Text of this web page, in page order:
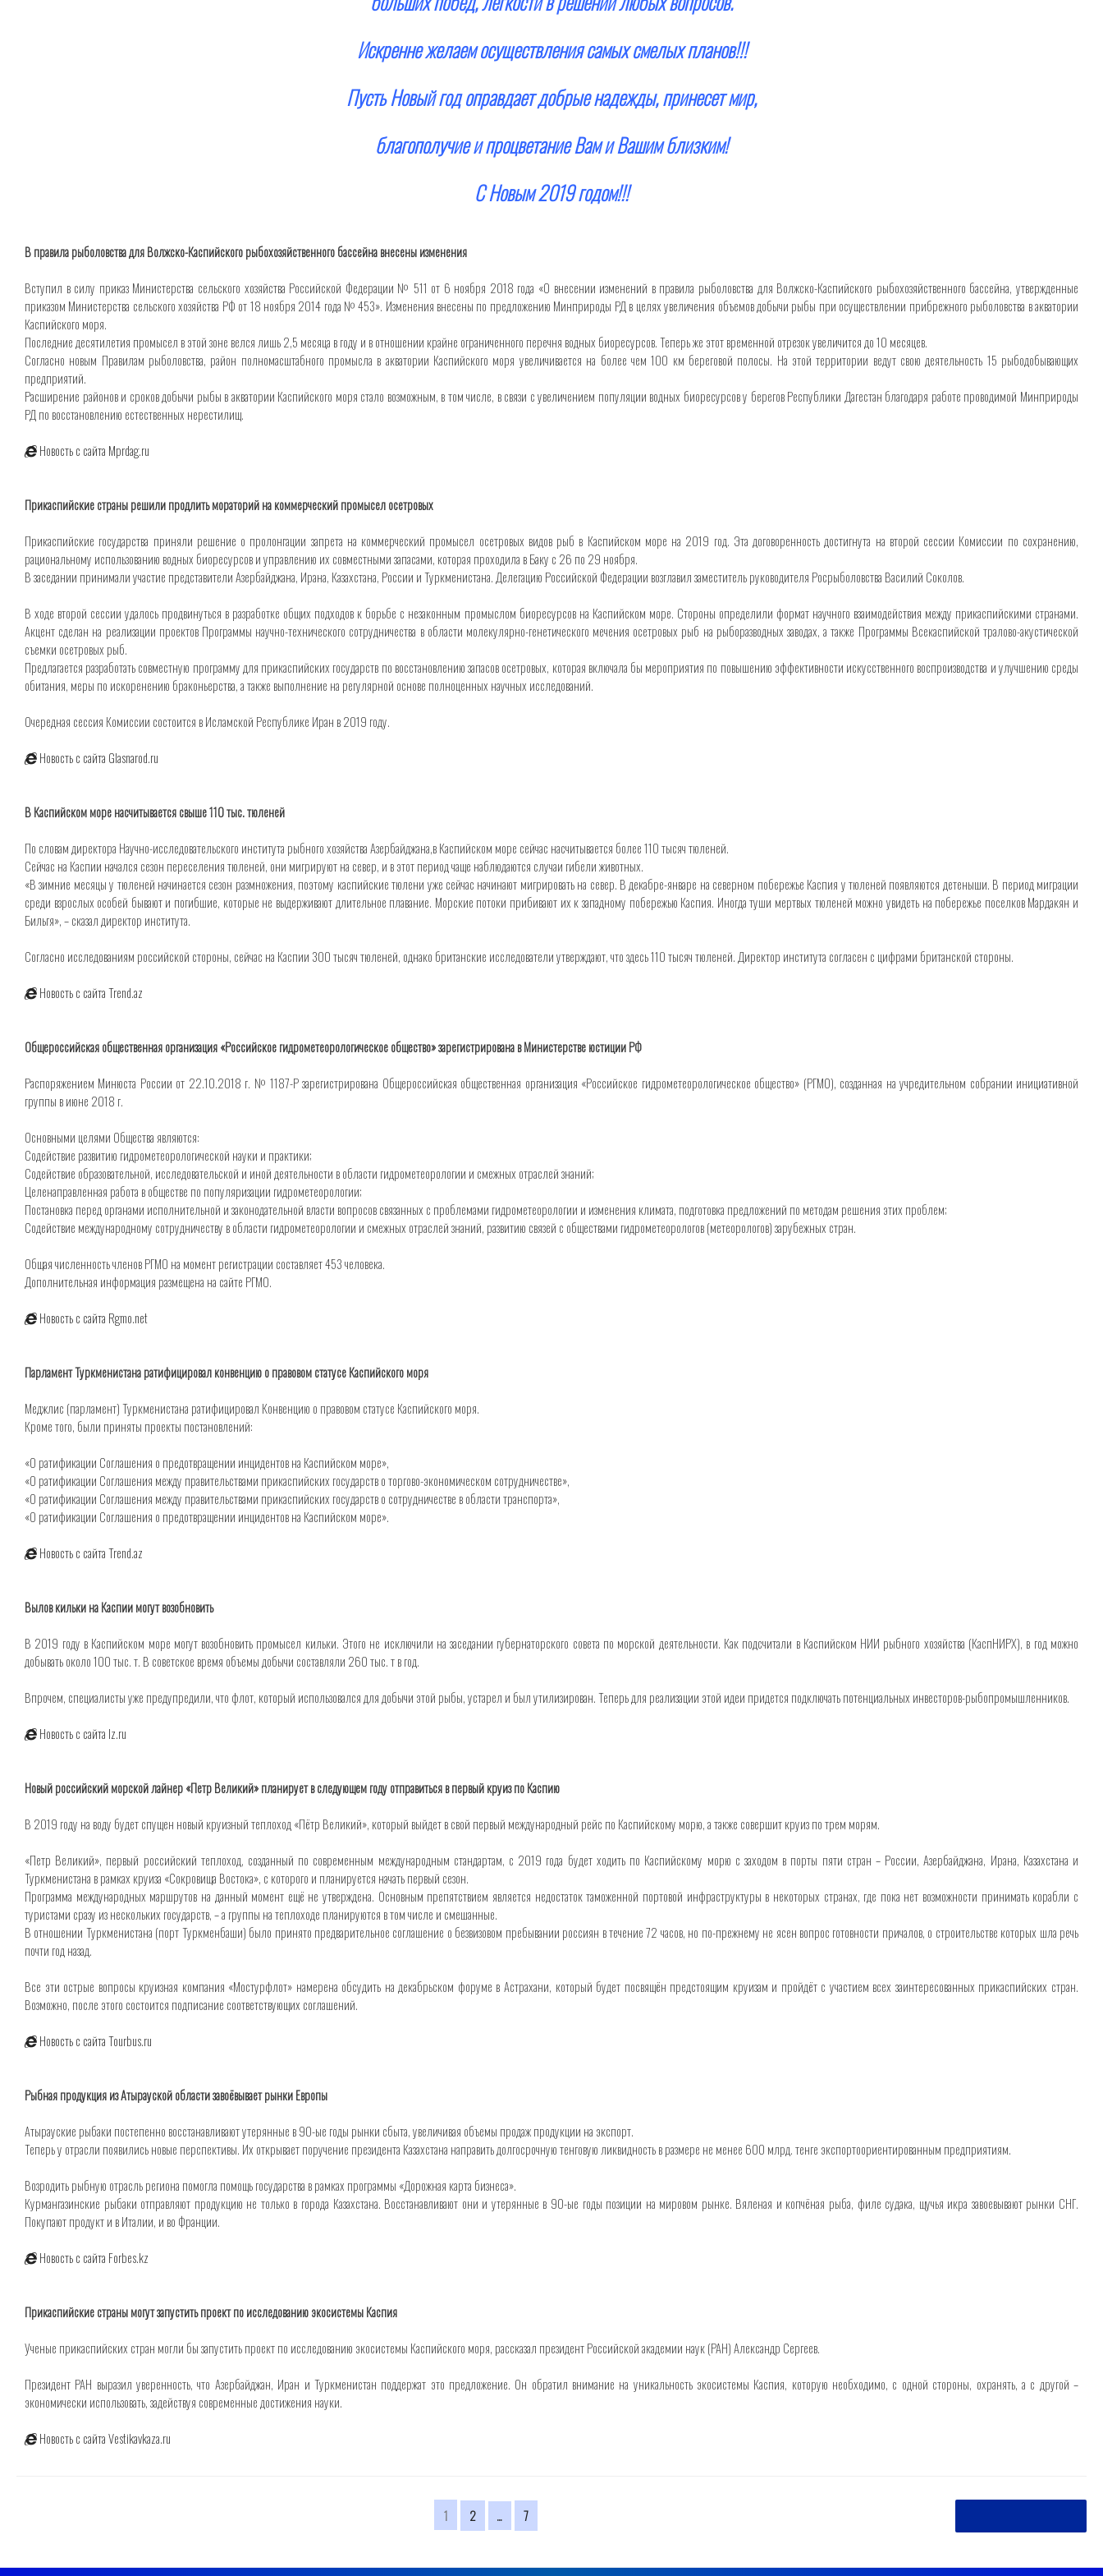
Искренне желаем осуществления самых смелых планов!!!
Пусть Новый год оправдает добрые надежды, принесет мир,
благополучие и процветание Вам и Вашим близким!
С Новым 2019 годом!!!
В правила рыболовства для Волжско-Каспийского рыбохозяйственного бассейна внесены изменения
Вступил в силу приказ Министерства сельского хозяйства Российской Федерации № 511 от 6 ноября 2018 года «О внесении изменений в правила рыболовства для Волжско-Каспийского рыбохозяйственного бассейна, утвержденные
приказом Министерства сельского хозяйства РФ от 18 ноября 2014 года № 453». Изменения внесены по предложению Минприроды РД в целях увеличения объемов добычи рыбы при осуществлении прибрежного рыболовства в акватории
Каспийского моря.
Последние десятилетия промысел в этой зоне велся лишь 2,5 месяца в году и в отношении крайне ограниченного перечня водных биоресурсов. Теперь же этот временной отрезок увеличится до 10 месяцев.
Согласно новым Правилам рыболовства, район полномасштабного промысла в акватории Каспийского моря увеличивается на более чем 100 км береговой полосы. На этой территории ведут свою деятельность 15 рыбодобывающих
предприятий.
Расширение районов и сроков добычи рыбы в акватории Каспийского моря стало возможным, в том числе, в связи с увеличением популяции водных биоресурсов у берегов Республики Дагестан благодаря работе проводимой Минприроды
РД по восстановлению естественных нерестилищ.
Новость с сайта Mprdag.ru
Прикаспийские страны решили продлить мораторий на коммерческий промысел осетровых
Прикаспийские государства приняли решение о пролонгации запрета на коммерческий промысел осетровых видов рыб в Каспийском море на 2019 год. Эта договоренность достигнута на второй сессии Комиссии по сохранению,
рациональному использованию водных биоресурсов и управлению их совместными запасами, которая проходила в Баку с 26 по 29 ноября.
В заседании принимали участие представители Азербайджана, Ирана, Казахстана, России и Туркменистана. Делегацию Российской Федерации возглавил заместитель руководителя Росрыболовства Василий Соколов.
В ходе второй сессии удалось продвинуться в разработке общих подходов к борьбе с незаконным промыслом биоресурсов на Каспийском море. Стороны определили формат научного взаимодействия между прикаспийскими странами.
Акцент сделан на реализации проектов Программы научно-технического сотрудничества в области молекулярно-генетического мечения осетровых рыб на рыборазводных заводах, а также Программы Всекаспийской тралово-акустической
съемки осетровых рыб.
Предлагается разработать совместную программу для прикаспийских государств по восстановлению запасов осетровых, которая включала бы мероприятия по повышению эффективности искусственного воспроизводства и улучшению среды
обитания, меры по искоренению браконьерства, а также выполнение на регулярной основе полноценных научных исследований.
Очередная сессия Комиссии состоится в Исламской Республике Иран в 2019 году.
Новость с сайта Glasnarod.ru
В Каспийском море насчитывается свыше 110 тыс. тюленей
По словам директора Научно-исследовательского института рыбного хозяйства Азербайджана,в Каспийском море сейчас насчитывается более 110 тысяч тюленей.
Сейчас на Каспии начался сезон переселения тюленей, они мигрируют на север, и в этот период чаще наблюдаются случаи гибели животных.
«В зимние месяцы у тюленей начинается сезон размножения, поэтому каспийские тюлени уже сейчас начинают мигрировать на север. В декабре-январе на северном побережье Каспия у тюленей появляются детеныши. В период миграции
среди взрослых особей бывают и погибшие, которые не выдерживают длительное плавание. Морские потоки прибивают их к западному побережью Каспия. Иногда туши мертвых тюленей можно увидеть на побережье поселков Мардакян и
Бильгя», – сказал директор института.
Согласно исследованиям российской стороны, сейчас на Каспии 300 тысяч тюленей, однако британские исследователи утверждают, что здесь 110 тысяч тюленей. Директор института согласен с цифрами британской стороны.
Новость с сайта Trend.az
Общероссийская общественная организация «Российское гидрометеорологическое общество» зарегистрирована в Министерстве юстиции РФ
Распоряжением Минюста России от 22.10.2018 г. № 1187-Р зарегистрирована Общероссийская общественная организация «Российское гидрометеорологическое общество» (РГМО), созданная на учредительном собрании инициативной
группы в июне 2018 г.
Основными целями Общества являются:
Содействие развитию гидрометеорологической науки и практики;
Содействие образовательной, исследовательской и иной деятельности в области гидрометеорологии и смежных отраслей знаний;
Целенаправленная работа в обществе по популяризации гидрометеорологии;
Постановка перед органами исполнительной и законодательной власти вопросов связанных с проблемами гидрометеорологии и изменения климата, подготовка предложений по методам решения этих проблем;
Содействие международному сотрудничеству в области гидрометеорологии и смежных отраслей знаний, развитию связей с обществами гидрометеорологов (метеорологов) зарубежных стран.
Общая численность членов РГМО на момент регистрации составляет 453 человека.
Дополнительная информация размещена на сайте РГМО.
Новость с сайта Rgmo.net
Парламент Туркменистана ратифицировал конвенцию о правовом статусе Каспийского моря
Меджлис (парламент) Туркменистана ратифицировал Конвенцию о правовом статусе Каспийского моря.
Кроме того, были приняты проекты постановлений:
«О ратификации Соглашения о предотвращении инцидентов на Каспийском море»,
«О ратификации Соглашения между правительствами прикаспийских государств о торгово-экономическом сотрудничестве»,
«О ратификации Соглашения между правительствами прикаспийских государств о сотрудничестве в области транспорта»,
«О ратификации Соглашения о предотвращении инцидентов на Каспийском море».
Новость с сайта Trend.az
Вылов кильки на Каспии могут возобновить
В 2019 году в Каспийском море могут возобновить промысел кильки. Этого не исключили на заседании губернаторского совета по морской деятельности. Как подсчитали в Каспийском НИИ рыбного хозяйства (КаспНИРХ), в год можно
добывать около 100 тыс. т. В советское время объемы добычи составляли 260 тыс. т в год.
Впрочем, специалисты уже предупредили, что флот, который использовался для добычи этой рыбы, устарел и был утилизирован. Теперь для реализации этой идеи придется подключать потенциальных инвесторов-рыбопромышленников.
Новость с сайта Iz.ru
Новый российский морской лайнер «Петр Великий» планирует в следующем году отправиться в первый круиз по Каспию
В 2019 году на воду будет спущен новый круизный теплоход «Пётр Великий», который выйдет в свой первый международный рейс по Каспийскому морю, а также совершит круиз по трем морям.
«Петр Великий», первый российский теплоход, созданный по современным международным стандартам, с 2019 года будет ходить по Каспийскому морю с заходом в порты пяти стран – России, Азербайджана, Ирана, Казахстана и
Туркменистана в рамках круиза «Сокровища Востока», с которого и планируется начать первый сезон.
Программа международных маршрутов на данный момент ещё не утверждена. Основным препятствием является недостаток таможенной портовой инфраструктуры в некоторых странах, где пока нет возможности принимать корабли с
туристами сразу из нескольких государств, – а группы на теплоходе планируются в том числе и смешанные.
В отношении Туркменистана (порт Туркменбаши) было принято предварительное соглашение о безвизовом пребывании россиян в течение 72 часов, но по-прежнему не ясен вопрос готовности причалов, о строительстве которых шла речь
почти год назад.
Все эти острые вопросы круизная компания «Мостурфлот» намерена обсудить на декабрьском форуме в Астрахани, который будет посвящён предстоящим круизам и пройдёт с участием всех заинтересованных прикаспийских стран.
Возможно, после этого состоится подписание соответствующих соглашений.
Новость с сайта Tourbus.ru
Рыбная продукция из Атырауской области завоёвывает рынки Европы
Атырауские рыбаки постепенно восстанавливают утерянные в 90-ые годы рынки сбыта, увеличивая объемы продаж продукции на экспорт.
Теперь у отрасли появились новые перспективы. Их открывает поручение президента Казахстана направить долгосрочную тенговую ликвидность в размере не менее 600 млрд. тенге экспортоориентированным предприятиям.
Возродить рыбную отрасль региона помогла помощь государства в рамках программы «Дорожная карта бизнеса».
Курмангазинские рыбаки отправляют продукцию не только в города Казахстана. Восстанавливают они и утерянные в 90-ые годы позиции на мировом рынке. Вяленая и копчёная рыба, филе судака, щучья икра завоевывают рынки СНГ.
Покупают продукт и в Италии, и во Франции.
Новость с сайта Forbes.kz
Прикаспийские страны могут запустить проект по исследованию экосистемы Каспия
Ученые прикаспийских стран могли бы запустить проект по исследованию экосистемы Каспийского моря, рассказал президент Российской академии наук (РАН) Александр Сергеев.
Президент РАН выразил уверенность, что Азербайджан, Иран и Туркменистан поддержат это предложение. Он обратил внимание на уникальность экосистемы Каспия, которую необходимо, с одной стороны, охранять, а с другой –
экономически использовать, задействуя современные достижения науки.
Новость с сайта Vestikavkaza.ru
записям
Страница
1 Страница
2 … Страница
7